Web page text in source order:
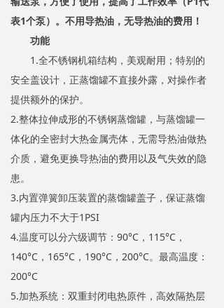
表1个泵）。不用导热油，无导热油的费用！
功能
1.全不锈钢机箱结构，美观耐用；特别的
安全盖设计，正蒸馏罐不直接外露，对操作者
提供额外的保护。
2.整体拉伸成形的不锈钢蒸馏罐，与蒸馏罐一
体化的全密封大热金属壳体，无需导热油做热
介质，避免更换导热油的费用以及气失效的隐
患。
3.内置弹簧卸压装置的蒸馏罐盖子，保证蒸馏
罐内压力不大于1PSI
4.温度可以分六级调节：90°C，115°C，
140°C，165°C，190°C，200°C。最高温度：
200°C
5.加热系统：双重封闭电热原件，高效隔热层